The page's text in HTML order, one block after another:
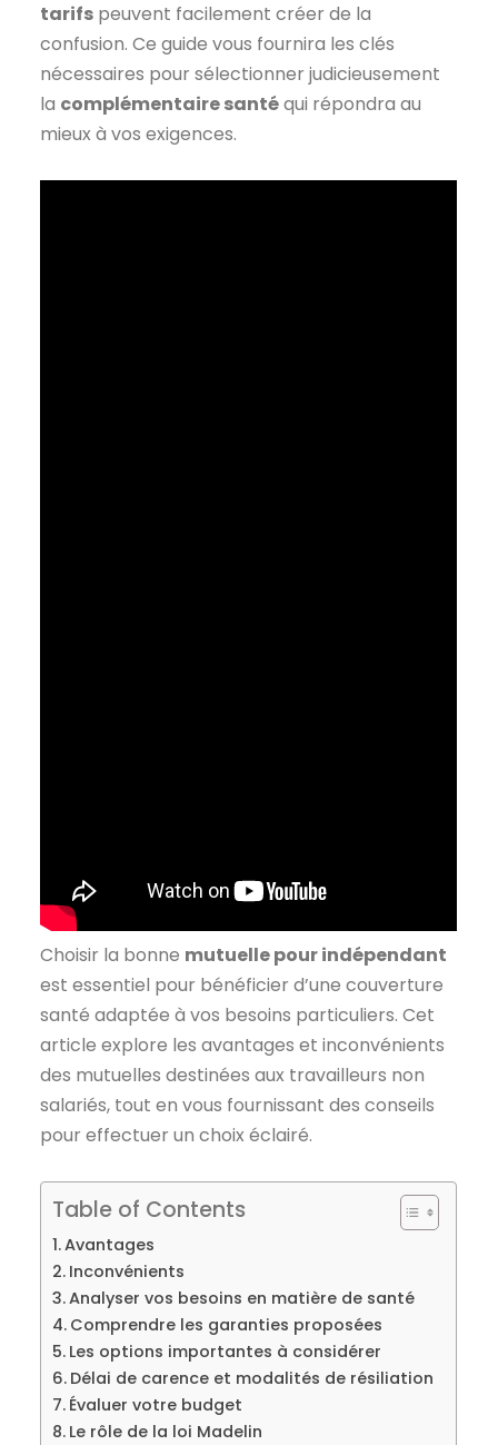
tarifs peuvent facilement créer de la
confusion. Ce guide vous fournira les clés
nécessaires pour sélectionner judicieusement
la complémentaire santéqui répondra au
mieux à vos exigences.
Choisir la bonne mutuelle pour indépendant
est essentiel pour bénéficier d’une couverture
santé adaptée à vos besoins particuliers. Cet
article explore les avantages et inconvénients
des mutuelles destinées aux travailleurs non
salariés, tout en vous fournissant des conseils
pour effectuer un choix éclairé.
Table of Contents
Avantages
Inconvénients
Analyser vos besoins en matière de santé
Comprendre les garanties proposées
Les options importantes à considérer
Délai de carence et modalités de résiliation
Évaluer votre budget
Le rôle de la loi Madelin